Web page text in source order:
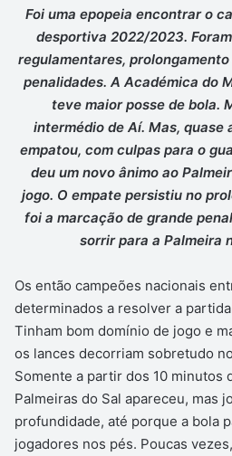
Foi uma epopeia encontrar o
desportiva 2022/2023.
regulamentares,
penalidades. A Académica do
teve maior posse de bola.
intermédio de Aí. Mas, quase
empatou, com culpas para o
deu um novo ânimo ao
jogo. O empate persistiu no
foi a marcação de grande
sorrir para a Palmeira
Os então campeões nacionais
determinados a resolver a
Tinham bom domínio de jogo e
os lances decorriam sobretudo
Somente a partir dos 10 minutos
Palmeiras do Sal apareceu, mas
profundidade, até porque a bola
jogadores nos pés. Poucas